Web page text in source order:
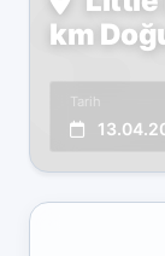
km
Tarih